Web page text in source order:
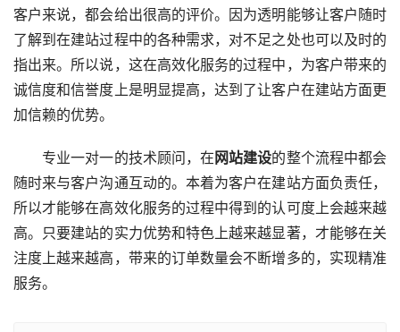
客户来说，都会给出很高的评价。因为透明能够让客户随时
了解到在建站过程中的各种需求，对不足之处也可以及时的
指出来。所以说，这在高效化服务的过程中，为客户带来的
诚信度和信誉度上是明显提高，达到了让客户在建站方面更
加信赖的优势。
专业一对一的技术顾问，在网站建设的整个流程中都会
随时来与客户沟通互动的。本着为客户在建站方面负责任，
所以才能够在高效化服务的过程中得到的认可度上会越来越
高。只要建站的实力优势和特色上越来越显著，才能够在关
注度上越来越高，带来的订单数量会不断增多的，实现精准
服务。